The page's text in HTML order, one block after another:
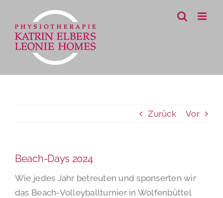
springen
Zurück Vor
Beach-Days 2024
Wie jedes Jahr betreuten und sponserten wir
das Beach-Volleyballturnier in Wolfenbüttel